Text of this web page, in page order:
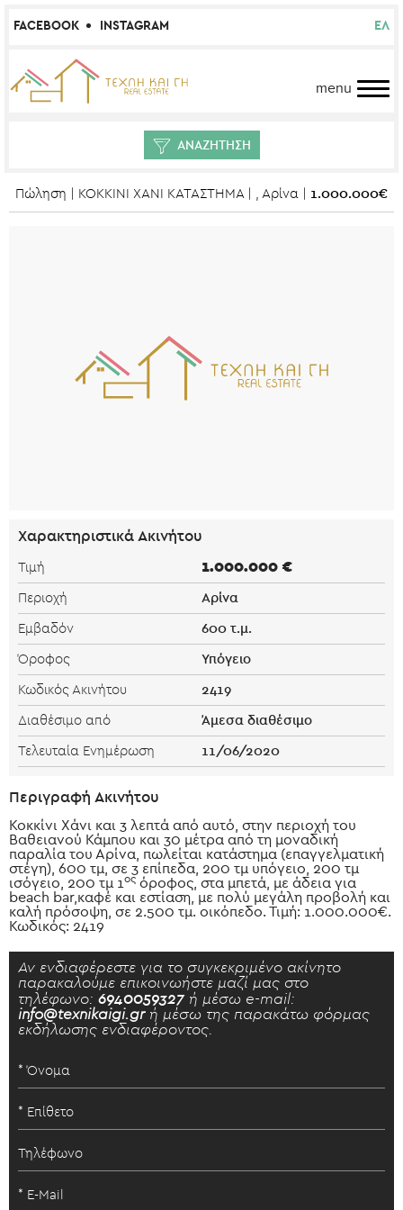
FACEBOOK INSTAGRAM ΕΛ
menu
ΑΝΑΖΗΤΗΣΗ
Πώληση | ΚΟΚΚΙΝΙ ΧΑΝΙ ΚΑΤΑΣΤΗΜΑ | , Αρίνα | 1.000.000€
Χαρακτηριστικά Ακινήτου
Τιμή 1.000.000 €
Περιοχή Αρίνα
Εμβαδόν 600 τ.μ.
Όροφος Υπόγειο
Κωδικός Ακινήτου 2419
Διαθέσιμο από Άμεσα διαθέσιμο
Τελευταία Ενημέρωση 11/06/2020
Περιγραφή Ακινήτου
Κοκκίνι Χάνι και 3 λεπτά από αυτό, στην περιοχή του
Βαθειανού Κάμπου και 30 μέτρα από τη μοναδική
παραλία του Αρίνα, πωλείται κατάστημα (επαγγελματική
στέγη), 600 τμ, σε 3 επίπεδα, 200 τμ υπόγειο, 200 τμ
ισόγειο, 200 τμ 1ος όροφος, στα μπετά, με άδεια για
beach bar,καφέ και εστίαση, με πολύ μεγάλη προβολή και
καλή πρόσοψη, σε 2.500 τμ. οικόπεδο. Τιμή: 1.000.000€.
Κωδικός: 2419
Αν ενδιαφέρεστε για το συγκεκριμένο ακίνητο
παρακαλούμε επικοινωήστε μαζί μας στο
τηλέφωνο: 6940059327 ή μέσω e-mail:
info@texnikaigi.grή μέσω της παρακάτω φόρμας
εκδήλωσης ενδιαφέροντος.